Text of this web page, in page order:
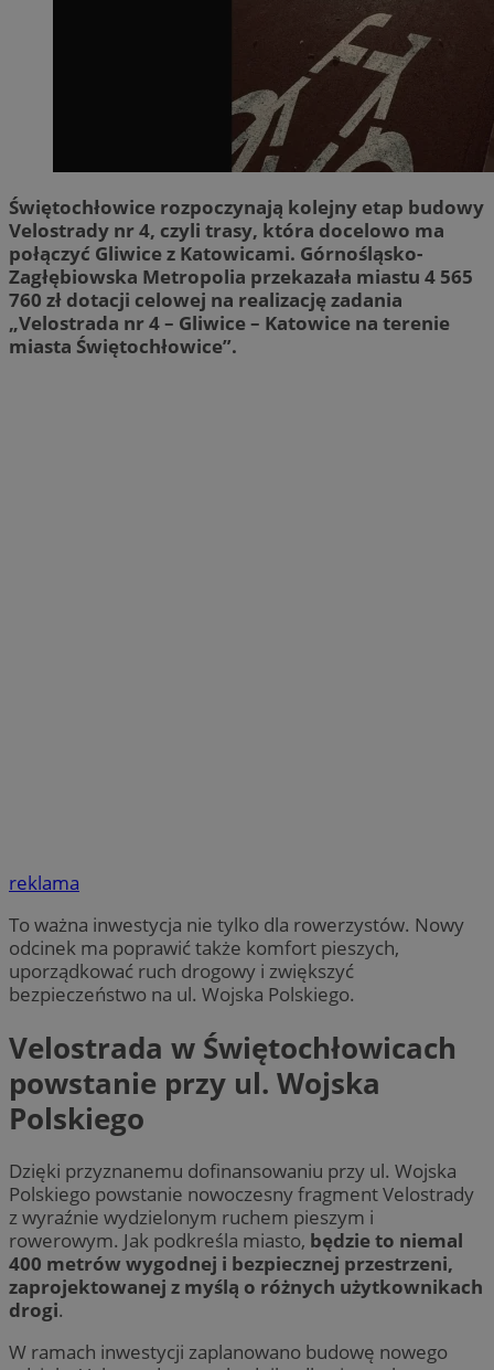
Świętochłowice rozpoczynają kolejny etap budowy
Velostrady nr 4, czyli trasy, która docelowo ma
połączyć Gliwice z Katowicami. Górnośląsko-
Zagłębiowska Metropolia przekazała miastu 4 565
760 zł dotacji celowej na realizację zadania
„Velostrada nr 4 – Gliwice – Katowice na terenie
miasta Świętochłowice”.
reklama
To ważna inwestycja nie tylko dla rowerzystów. Nowy
odcinek ma poprawić także komfort pieszych,
uporządkować ruch drogowy i zwiększyć
bezpieczeństwo na ul. Wojska Polskiego.
Velostrada w Świętochłowicach
powstanie przy ul. Wojska
Polskiego
Dzięki przyznanemu dofinansowaniu przy ul. Wojska
Polskiego powstanie nowoczesny fragment Velostrady
z wyraźnie wydzielonym ruchem pieszym i
rowerowym. Jak podkreśla miasto, będzie to niemal
400 metrów wygodnej i bezpiecznej przestrzeni,
zaprojektowanej z myślą o różnych użytkownikach
drogi.
W ramach inwestycji zaplanowano budowę nowego